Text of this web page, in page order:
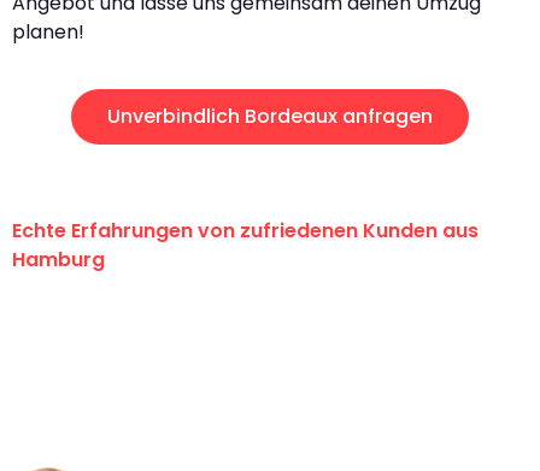
planen!
Unverbindlich Bordeaux anfragen
Echte Erfahrungen von zufriedenen Kunden aus
Hamburg